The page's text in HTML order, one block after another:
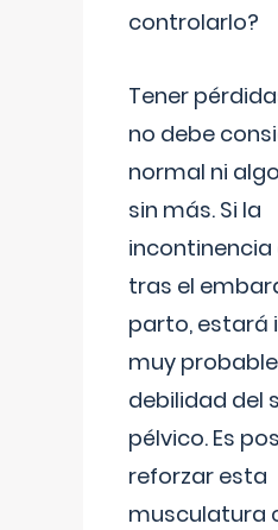
controlarlo?
Tener
no debe
normal ni
sin más. Si la
tras el
parto, estará
muy
debilidad del
pélvico. Es
reforzar esta
musculatura